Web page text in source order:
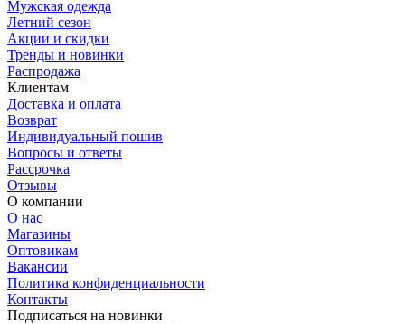
Мужская одежда
Летний сезон
Акции и скидки
Тренды и новинки
Распродажа
Клиентам
Доставка и оплата
Возврат
Индивидуальный пошив
Вопросы и ответы
Рассрочка
Отзывы
О компании
О нас
Магазины
Оптовикам
Вакансии
Политика конфиденциальности
Контакты
Подписаться на новинки